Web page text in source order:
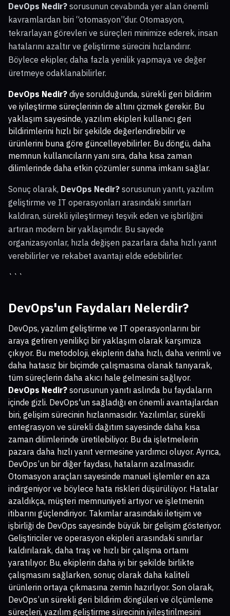
DevOps Nedir? sorusunun cevabında yer alan önemli
kavramlardan biri “otomasyon”dur. Otomasyon,
tekrarlayan görevleri ve süreçleri minimize ederek, insan
hatalarını azaltır ve geliştirme sürecini hızlandırır.
Böylece ekipler, daha fazla yenilik yapmaya ve değer
üretmeye odaklanabilirler.
DevOps Nedir? diye sorulduğunda, sürekli geri bildirim
ve iyileştirme süreçlerinin de altını çizmek gerekir. Bu
yaklaşım sayesinde, yazılım ekipleri kullanıcı geri
bildirimlerini hızlı bir şekilde değerlendirebilir ve
ürünlerini buna göre güncelleyebilirler. Bu döngü, daha
memnun kullanıcıların yanı sıra, daha kısa zaman
dilimlerinde daha etkin çözümler sunma imkanı sağlar.
Sonuç olarak, DevOps Nedir? sorusunun yanıtı, yazılım
geliştirme ve IT operasyonları arasındaki sınırları
kaldıran, sürekli iyileştirmeyi teşvik eden ve işbirliğini
artıran modern bir yaklaşımdır. Bu sayede
organizasyonlar, hızla değişen pazarlara daha hızlı yanıt
verebilirler ve rekabet avantajı elde edebilirler.
```
DevOps'un Faydaları Nelerdir?
DevOps, yazılım geliştirme ve IT operasyonlarını bir
araya getiren yenilikçi bir yaklaşım olarak karşımıza
çıkıyor. Bu metodoloji, ekiplerin daha hızlı, daha verimli ve
daha hatasız bir biçimde çalışmasına olanak tanıyarak,
tüm süreçlerin daha akıcı hale gelmesini sağlıyor.
DevOps Nedir? sorusunun yanıtı aslında bu faydaların
içinde gizli. DevOps'un sağladığı en önemli avantajlardan
biri, gelişim sürecinin hızlanmasıdır. Yazılımlar, sürekli
entegrasyon ve sürekli dağıtım sayesinde daha kısa
zaman dilimlerinde üretilebiliyor. Bu da işletmelerin
pazara daha hızlı yanıt vermesine yardımcı oluyor. Ayrıca,
DevOps’un bir diğer faydası, hataların azalmasıdır.
Otomasyon araçları sayesinde manuel işlemler en aza
indirgeniyor ve böylece hata riskleri düşürülüyor. Hatalar
azaldıkça, müşteri memnuniyeti artıyor ve işletmenin
itibarını güçlendiriyor. Takımlar arasındaki iletişim ve
işbirliği de DevOps sayesinde büyük bir gelişim gösteriyor.
Geliştiriciler ve operasyon ekipleri arasındaki sınırlar
kaldırılarak, daha traş ve hızlı bir çalışma ortamı
yaratılıyor. Bu, ekiplerin daha iyi bir şekilde birlikte
çalışmasını sağlarken, sonuç olarak daha kaliteli
ürünlerin ortaya çıkmasına zemin hazırlıyor. Son olarak,
DevOps’un sürekli geri bildirim döngüleri ve ölçümleme
süreçleri, yazılım geliştirme sürecinin iyileştirilmesini